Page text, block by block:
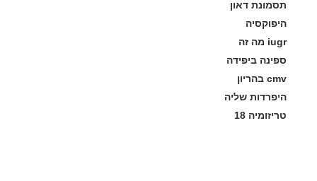
תסמונת דאון
היפוקסיה
iugr מה זה
ספינה ביפידה
cmv בהריון
היפרדות שליה
טריזומיה 18